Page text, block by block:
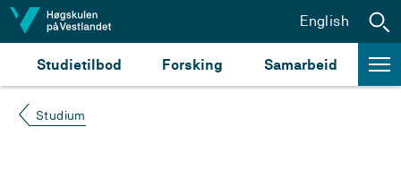
Hopp til innhald
Studietilbod Forsking Samarbeid
English
Studium